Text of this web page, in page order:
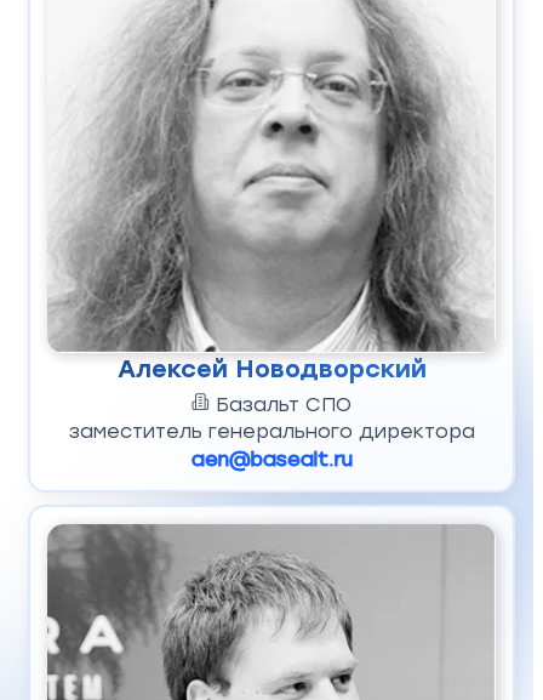
Алексей Новодворский
Базальт СПО
заместитель генерального директора
aen@basealt.ru